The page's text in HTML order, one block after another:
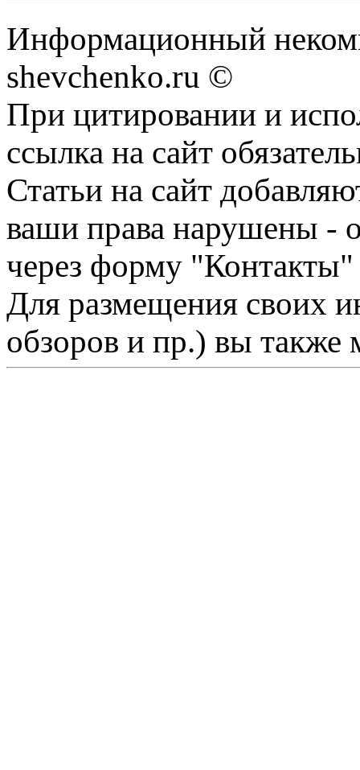
Информационный
shevchenko.ru ©
При цитировании и
ссылка на сайт
Статьи на сайт
ваши права нарушены -
через форму "Контакты"
Для размещения своих
обзоров и пр.) вы также